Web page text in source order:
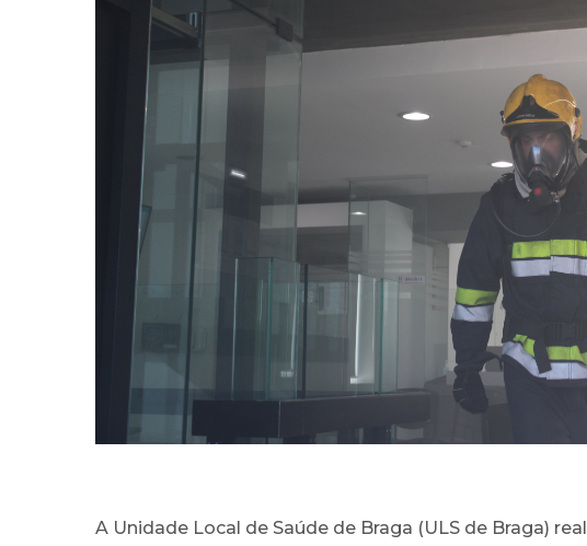
A Unidade Local de Saúde de Braga (ULS de Braga)